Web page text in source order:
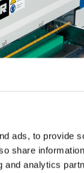
ads, to provide
share
and analytics